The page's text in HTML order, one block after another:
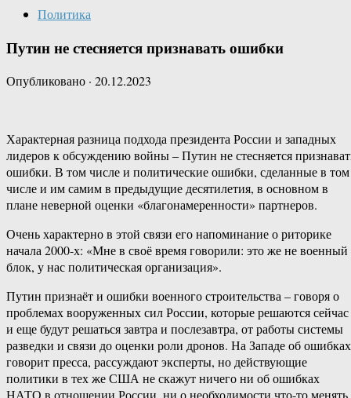
Политика
Путин не стесняется признавать ошибки
Опубликовано · 20.12.2023
Характерная разница подхода президента России и западных
лидеров к обсуждению войны – Путин не стесняется
ошибки. В том числе и политические ошибки, сделанные в том
числе и им самим в предыдущие десятилетия, в основном в
плане неверной оценки «благонамеренности» партнеров.
Очень характерно в этой связи его напоминание о риторике
начала 2000-х: «Мне в своё время говорили: это же не военный
блок, у нас политическая организация».
Путин признаёт и ошибки военного строительства – говоря о
проблемах вооруженных сил России, которые решаются сейчас
и еще будут решаться завтра и послезавтра, от работы системы
разведки и связи до оценки роли дронов. На Западе об ошибках
говорит пресса, рассуждают эксперты, но действующие
политики в тех же США не скажут ничего ни об ошибках